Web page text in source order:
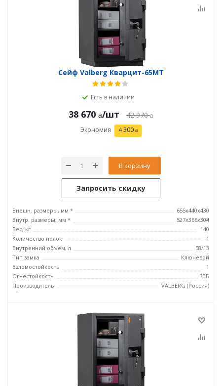
Сейф Valberg Кварцит-65MТ
Есть в наличии
38 670 /шт 42 970
Экономия 4 300
В корзину
Запросить скидку
Внешн. размеры, мм *
655х440х430
Внутр. размеры, мм *
527х366х304
Вес, кг
140
Количество полок
1
Внутренний объем, л
58/13
Тип замка
Ключевой
Взломостойкость
1
Огнестойкость
30Б
Производитель
VALBERG (Россия)